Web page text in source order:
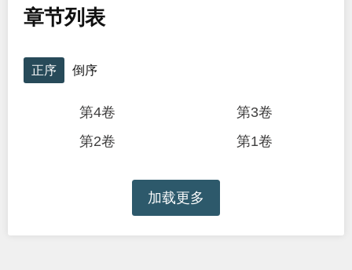
章节列表
正序 倒序
第4卷
第3卷
第2卷
第1卷
加载更多